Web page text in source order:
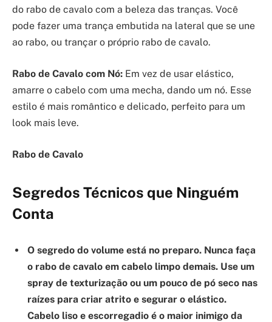
do rabo de cavalo com a beleza das tranças. Você
pode fazer uma trança embutida na lateral que se une
ao rabo, ou trançar o próprio rabo de cavalo.
Rabo de Cavalo com Nó: Em vez de usar elástico,
amarre o cabelo com uma mecha, dando um nó. Esse
estilo é mais romântico e delicado, perfeito para um
look mais leve.
Rabo de Cavalo
Segredos Técnicos que Ninguém
Conta
O segredo do volume está no preparo. Nunca faça
o rabo de cavalo em cabelo limpo demais. Use um
spray de texturização ou um pouco de pó seco nas
raízes para criar atrito e segurar o elástico.
Cabelo liso e escorregadio é o maior inimigo da